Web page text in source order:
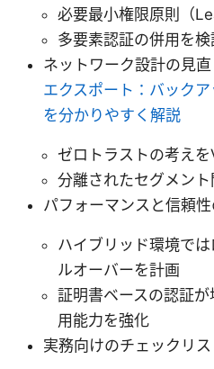
必要最小権限原則（
多要素認証の併用を検
ネットワーク設計の見直
エクスポート：バックア
を分かりやすく解説
ゼロトラストの考え
分離されたセグメン
パフォーマンスと信頼
ハイブリッド環境で
ルオーバーを計画
証明書ベースの認証
用能力を強化
実務向けのチェックリス